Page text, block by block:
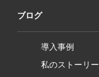
ブログ
導入事例
私のストーリー